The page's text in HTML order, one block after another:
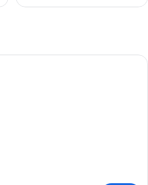
Et moderne hotelværelse med en